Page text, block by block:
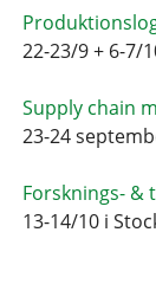
22-23/9 + 6-7/
Supply chain
23-24
Forsknings- &
13-14/10 i